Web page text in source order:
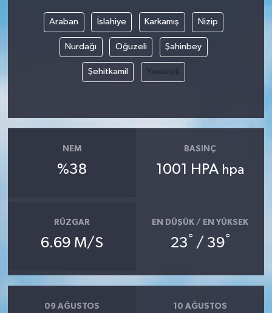
Araban İslahiye Karkamış Nizip
Nurdağı Oğuzeli Şahinbey
Şehitkamil Yavuzeli
NEM
%38
BASINÇ
1001 HPA hpa
RÜZGAR
6.69 M/S
EN DÜŞÜK / EN YÜKSEK
23° / 39°
09 AĞUSTOS 10 AĞUSTOS